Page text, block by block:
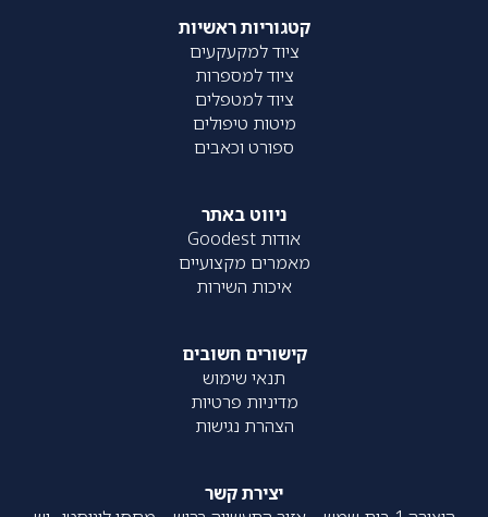
קטגוריות ראשיות
ציוד למקעקעים
ציוד למספרות
ציוד למטפלים
מיטות טיפולים
ספורט וכאבים
ניווט באתר
אודות Goodest
מאמרים מקצועיים
איכות השירות
קישורים חשובים
תנאי שימוש
מדיניות פרטיות
הצהרת נגישות
יצירת קשר